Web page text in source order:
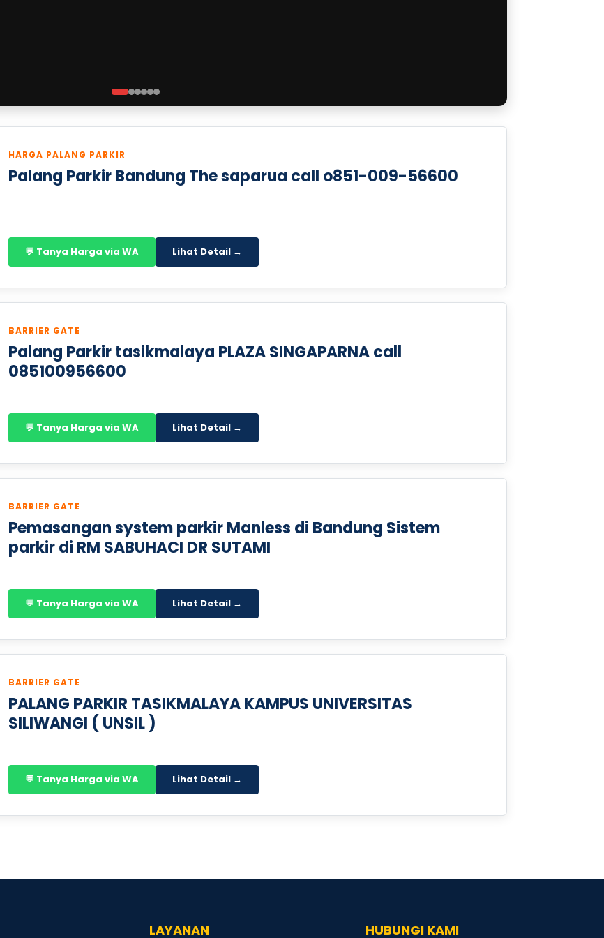
HARGA PALANG PARKIR
Palang Parkir Bandung The saparua call o851-009-56600
💬 Tanya Harga via WA Lihat Detail →
BARRIER GATE
Palang Parkir tasikmalaya PLAZA SINGAPARNA call
085100956600
💬 Tanya Harga via WA Lihat Detail →
BARRIER GATE
Pemasangan system parkir Manless di Bandung Sistem
parkir di RM SABUHACI DR SUTAMI
💬 Tanya Harga via WA Lihat Detail →
BARRIER GATE
PALANG PARKIR TASIKMALAYA KAMPUS UNIVERSITAS
SILIWANGI ( UNSIL )
💬 Tanya Harga via WA Lihat Detail →
LAYANAN HUBUNGI KAMI